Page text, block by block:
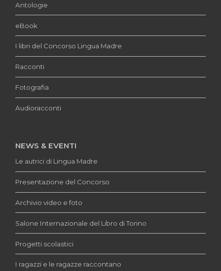
Antologie
eBook
I libri del Concorso Lingua Madre
Racconti
Fotografia
Audioracconti
NEWS & EVENTI
Le autrici di Lingua Madre
Presentazione del Concorso
Archivio video e foto
Salone Internazionale del Libro di Torino
Progetti scolastici
I ragazzi e le ragazze raccontano